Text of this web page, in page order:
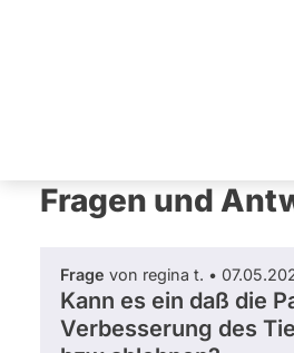
Fragen und
Frage von regina t. •
Kann es ein daß die
Verbesserung des